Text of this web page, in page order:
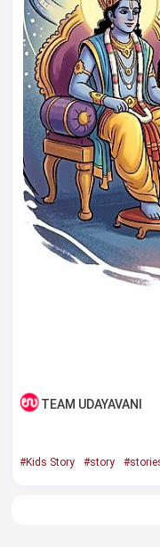
TEAM UDAYAVANI
#Kids Story #story